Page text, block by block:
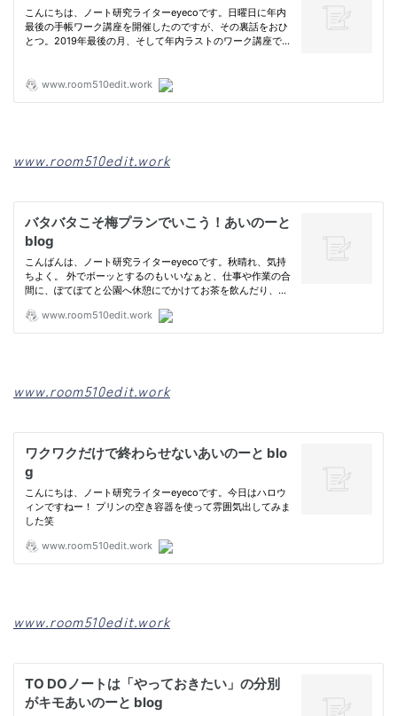
www.room510edit.work
www.room510edit.work
www.room510edit.work